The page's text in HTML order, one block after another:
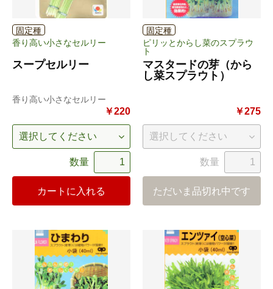
固定種
香り高い小さなセルリー
スープセルリー
香り高い小さなセルリー
￥220
数量
カートに入れる
固定種
ピリッとからし菜のスプラウ
ト
マスタードの芽（から
し菜スプラウト）
￥275
数量
ただいま品切れ中です